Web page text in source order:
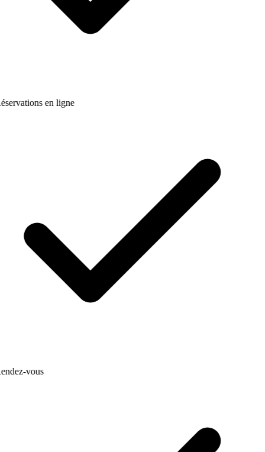
en ligne
vous